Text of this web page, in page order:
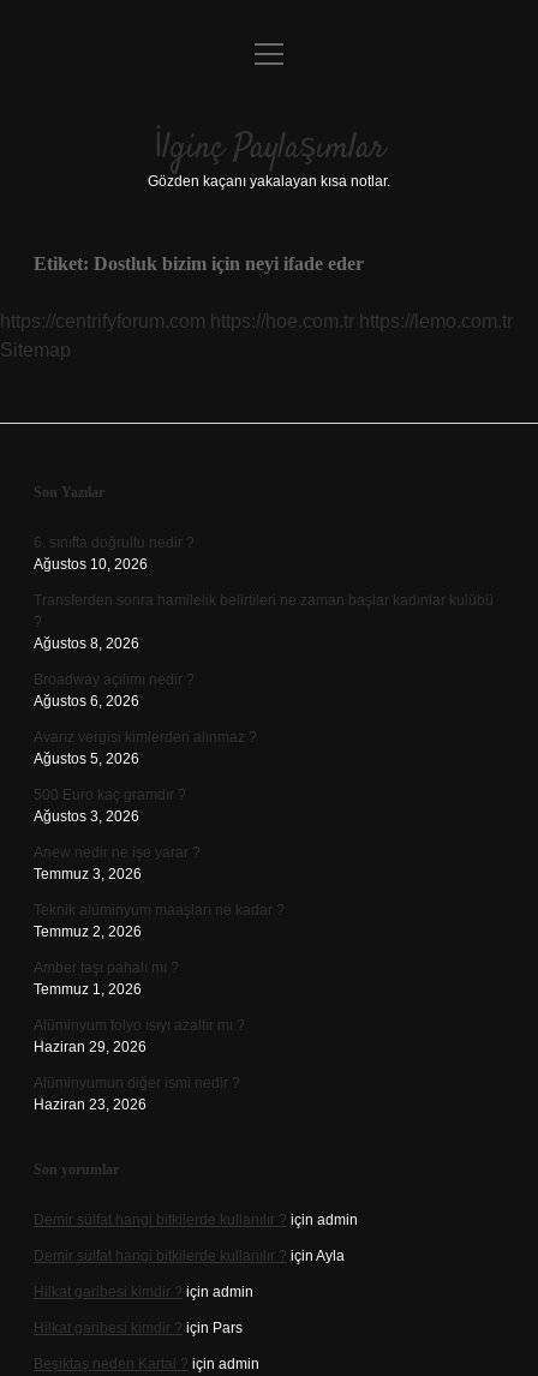
Anasayfa
Yasal Uyarı
menüyü
İlginç Paylaşımlar
Gözden kaçanı yakalayan kısa notlar.
Etiket: Dostluk bizim için neyi ifade eder
https://centrifyforum.com https://hoe.com.tr https://lemo.com.tr
Sitemap
Sidebar
Son Yazılar
6. sınıfta doğrultu nedir ?
Ağustos 10, 2026
Transferden sonra hamilelik belirtileri ne zaman başlar kadınlar kulübü
?
Ağustos 8, 2026
Broadway açılımı nedir ?
Ağustos 6, 2026
Avarız vergisi kimlerden alınmaz ?
Ağustos 5, 2026
500 Euro kaç gramdır ?
Ağustos 3, 2026
Anew nedir ne işe yarar ?
Temmuz 3, 2026
Teknik alüminyum maaşları ne kadar ?
Temmuz 2, 2026
Amber taşı pahalı mı ?
Temmuz 1, 2026
Alüminyum folyo ısıyı azaltır mı ?
Haziran 29, 2026
Alüminyumun diğer ismi nedir ?
Haziran 23, 2026
Son yorumlar
Demir sülfat hangi bitkilerde kullanılır ? için admin
Demir sülfat hangi bitkilerde kullanılır ? için Ayla
Hilkat garibesi kimdir ? için admin
Hilkat garibesi kimdir ? için Pars
Beşiktaş neden Kartal ? için admin